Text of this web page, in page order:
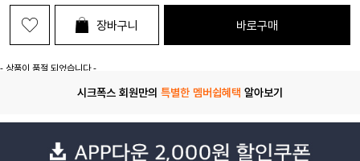
장바구니 바로구매
- 상품이 품절 되었습니다 -
시크폭스 회원만의 특별한 멤버쉽혜택 알아보기